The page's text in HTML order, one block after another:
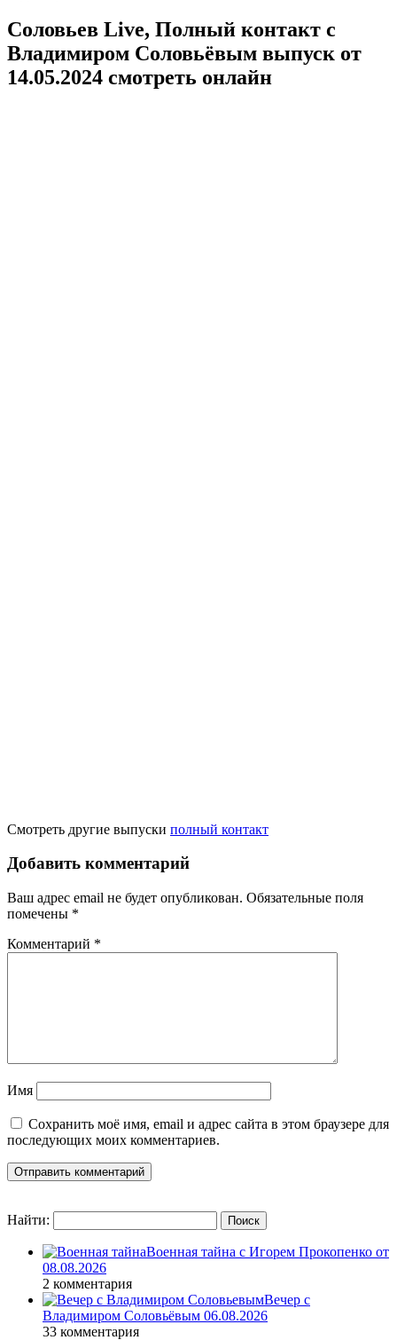
Соловьев Live, Полный контакт с
Владимиром Соловьёвым выпуск от
14.05.2024 смотреть онлайн
Смотреть другие выпуски полный контакт
Добавить комментарий
Ваш адрес email не будет опубликован. Обязательные поля
помечены *
Комментарий *
Имя
Сохранить моё имя, email и адрес сайта в этом браузере для
последующих моих комментариев.
Найти:
Военная тайна с Игорем Прокопенко от
08.08.2026
2 комментария
Вечер с
Владимиром Соловьёвым 06.08.2026
33 комментария